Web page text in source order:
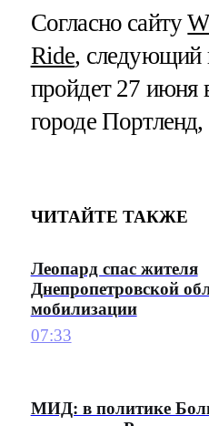
Согласно сайту
Ride, следующий
пройдет 27 июня
городе
ЧИТАЙТЕ ТАКЖЕ
Леопард спас жителя
Днепропетровской
мобилизации
07:33
МИД: в политике